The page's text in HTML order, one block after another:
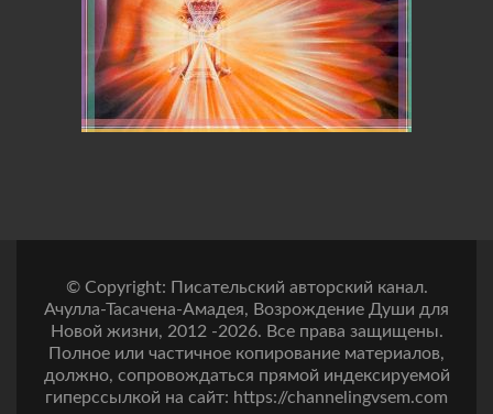
© Copyright: Писательский авторский канал.
Ачулла-Тасачена-Амадея, Возрождение Души для
Новой жизни, 2012 -2026. Все права защищены.
Полное или частичное копирование материалов,
должно, сопровождаться прямой индексируемой
гиперссылкой на сайт: https://channelingvsem.com